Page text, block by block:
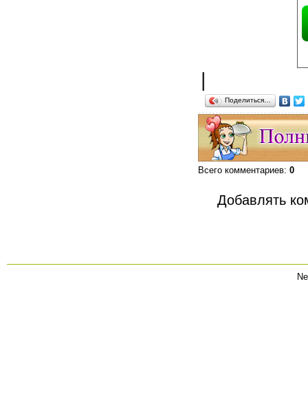
|
Поделиться…
Всего комментариев: 0
Добавлять